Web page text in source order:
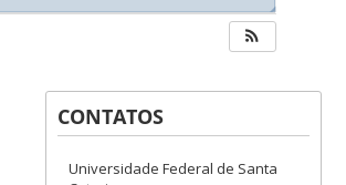
◢
CONTATOS
Universidade Federal de Santa